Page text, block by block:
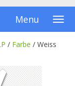
Menu
/ Farbe / Weiss